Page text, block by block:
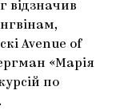
відзначив
Avenue of
«Марія
по